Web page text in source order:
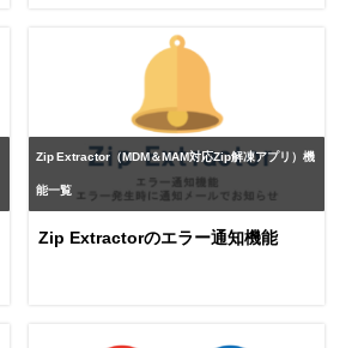
Zip Extractor（MDM＆MAM対応Zip解凍アプリ）機
能一覧
Zip Extractorのエラー通知機能